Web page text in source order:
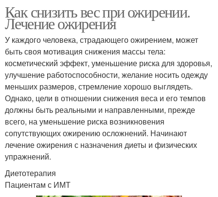
Как снизить вес при ожирении.
Лечение ожирения
У каждого человека, страдающего ожирением, может
быть своя мотивация снижения массы тела:
косметический эффект, уменьшение риска для здоровья,
улучшение работоспособности, желание носить одежду
меньших размеров, стремление хорошо выглядеть.
Однако, цели в отношении снижения веса и его темпов
должны быть реальными и направленными, прежде
всего, на уменьшение риска возникновения
сопутствующих ожирению осложнений. Начинают
лечение ожирения с назначения диеты и физических
упражнений.
Диетотерапия
Пациентам с ИМТ